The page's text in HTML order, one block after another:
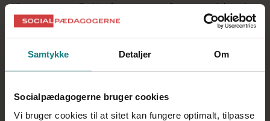
Samtykke Detaljer Om
Socialpædagogerne bruger cookies
Vi bruger cookies til at sitet kan fungere optimalt, tilpasse
til en succes er: En klar forventningsafstemning, løbende
samtaler og en socialpædagogisk indsats:
har brug for et sikkerhedsnet, en tryghed, siger Asta
Zacho.